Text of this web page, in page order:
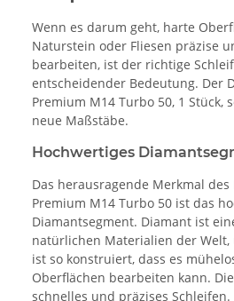
Wenn es darum geht, harte
Naturstein oder Fliesen präzise
bearbeiten, ist der richtige
entscheidender Bedeutung. Der
Premium M14 Turbo 50, 1 Stück,
neue Maßstäbe.
Hochwertiges
Das herausragende Merkmal
Premium M14 Turbo 50 ist das
Diamantsegment. Diamant ist
natürlichen Materialien der Welt,
ist so konstruiert, dass es
Oberflächen bearbeiten kann.
schnelles und präzises Schleifen.